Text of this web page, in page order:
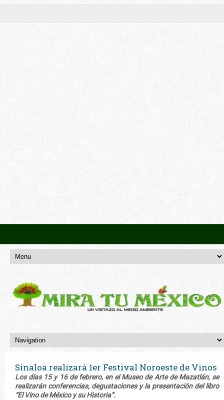
Sinaloa realizará 1er Festival Noroeste de Vinos
Los días 15 y 16 de febrero, en el Museo de Arte de Mazatlán, se
realizarán conferencias, degustaciones y la presentación del libro
“El Vino de México y su Historia”.